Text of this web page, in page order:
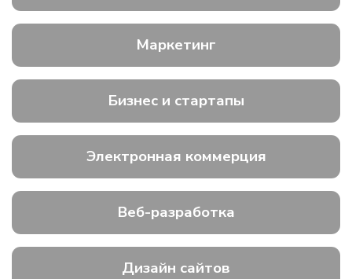
Маркетинг
Бизнес и стартапы
Электронная коммерция
Веб-разработка
Дизайн сайтов